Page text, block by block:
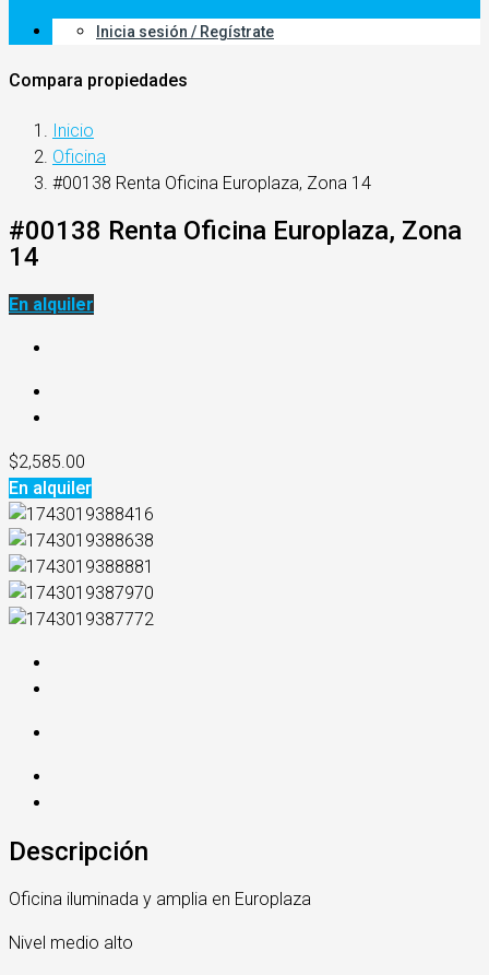
Inicia sesión / Regístrate
Compara propiedades
Inicio
Oficina
#00138 Renta Oficina Europlaza, Zona 14
#00138 Renta Oficina Europlaza, Zona
14
En alquiler
$2,585.00
En alquiler
Descripción
Oficina iluminada y amplia en Europlaza
Nivel medio alto